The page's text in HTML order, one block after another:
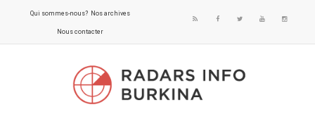
Qui sommes-nous? Nos archives
Nous contacter